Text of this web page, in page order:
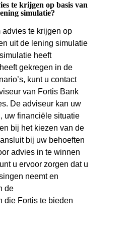
te krijgen op basis van
simulatie?
te krijgen op
uit de lening simulatie
heeft
gekregen in de
kunt u contact
van Fortis Bank
De adviseur kan uw
uw financiële situatie
bij het kiezen van de
bij uw behoeften
advies in te winnen
u ervoor zorgen dat u
neemt en
de
die Fortis te bieden